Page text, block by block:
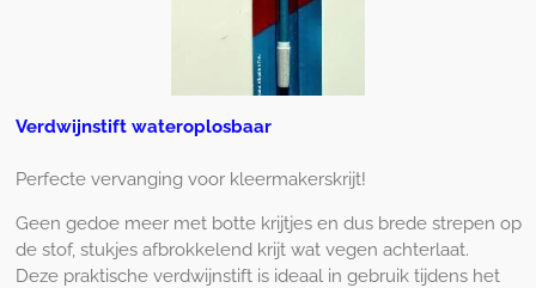
Verdwijnstift wateroplosbaar
Perfecte vervanging voor kleermakerskrijt!
Geen gedoe meer met botte krijtjes en dus brede strepen op
de stof, stukjes afbrokkelend krijt wat vegen achterlaat.
Deze praktische verdwijnstift is ideaal in gebruik tijdens het